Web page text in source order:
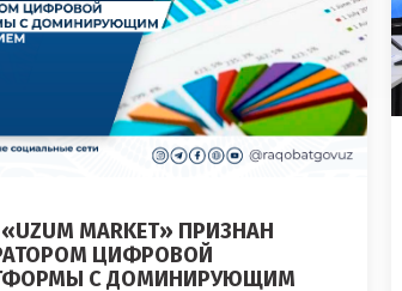
MARKET» ПРИЗНАН
ЦИФРОВОЙ
С ДОМИНИРУЮЩИМ